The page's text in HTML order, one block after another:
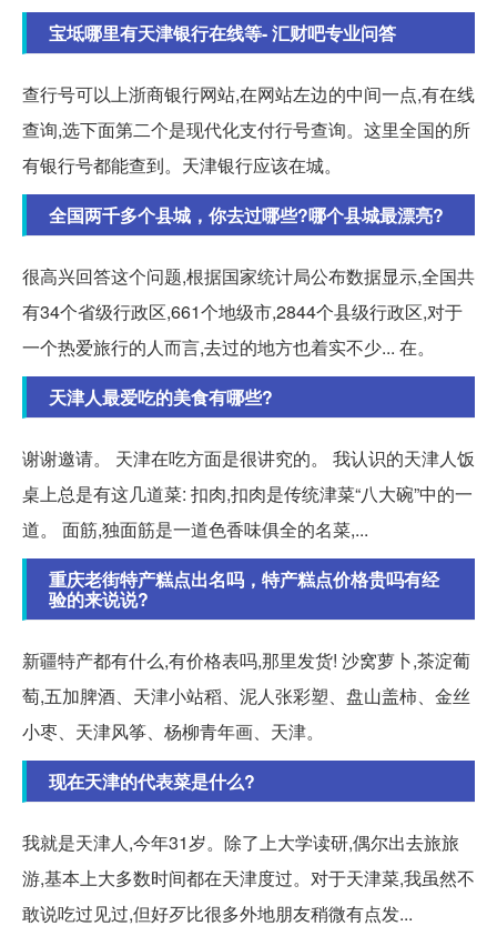
宝坻哪里有天津银行在线等- 汇财吧专业问答
查行号可以上浙商银行网站,在网站左边的中间一点,有在线
查询,选下面第二个是现代化支付行号查询。这里全国的所
有银行号都能查到。天津银行应该在城。
全国两千多个县城，你去过哪些?哪个县城最漂亮?
很高兴回答这个问题,根据国家统计局公布数据显示,全国共
有34个省级行政区,661个地级市,2844个县级行政区,对于
一个热爱旅行的人而言,去过的地方也着实不少... 在。
天津人最爱吃的美食有哪些?
谢谢邀请。 天津在吃方面是很讲究的。 我认识的天津人饭
桌上总是有这几道菜: 扣肉,扣肉是传统津菜“八大碗”中的一
道。 面筋,独面筋是一道色香味俱全的名菜,...
重庆老街特产糕点出名吗，特产糕点价格贵吗有经
验的来说说?
新疆特产都有什么,有价格表吗,那里发货! 沙窝萝卜,茶淀葡
萄,五加脾酒、天津小站稻、泥人张彩塑、盘山盖柿、金丝
小枣、天津风筝、杨柳青年画、天津。
现在天津的代表菜是什么?
我就是天津人,今年31岁。除了上大学读研,偶尔出去旅旅
游,基本上大多数时间都在天津度过。对于天津菜,我虽然不
敢说吃过见过,但好歹比很多外地朋友稍微有点发...